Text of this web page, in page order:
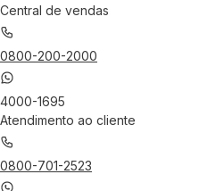
Central de vendas
0800-200-2000
4000-1695
Atendimento ao cliente
0800-701-2523